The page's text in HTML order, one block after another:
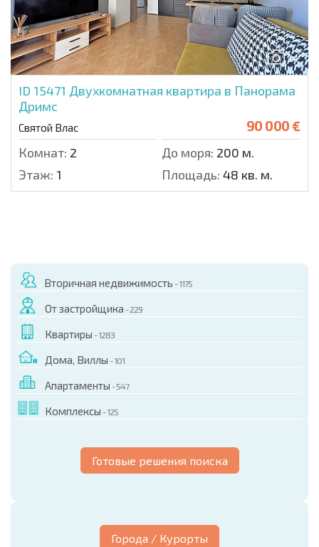
14
ID 15471 Двухкомнатная квартира в Панорама
Дримс
Святой Влас 90 000 €
Комнат: 2 До моря: 200 м.
Этаж: 1 Площадь: 48 кв. м.
Вторичная недвижимость - 1175
От застройщика - 229
Квартиры - 1283
Дома, Виллы - 101
Апартаменты - 547
Комплексы - 125
Готовые решения поиска
Города / Курорты